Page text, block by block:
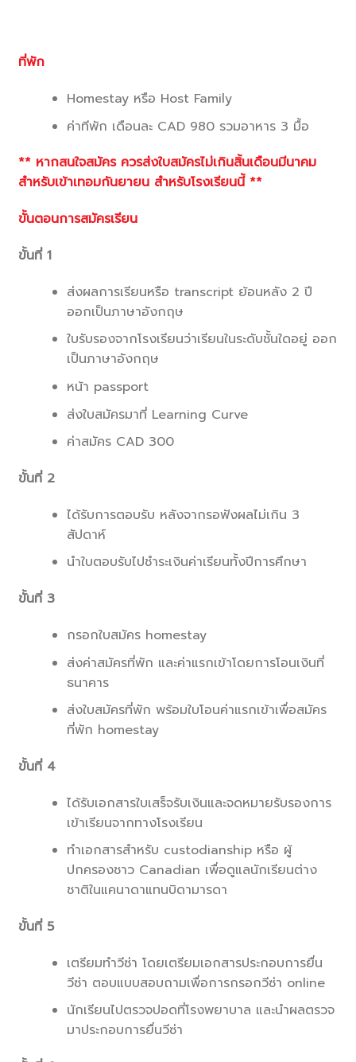
ที่พัก
Homestay หรือ Host Family
ค่าทีพัก เดือนละ CAD 980 รวมอาหาร 3 มื้อ
** หากสนใจสมัคร ควรส่งใบสมัครไม่เกินสิ้นเดือนมีนาคม
สำหรับเข้าเทอมกันยายน สำหรับโรงเรียนนี้**
ขั้นตอนการสมัครเรียน
ขั้นที่ 1
ส่งผลการเรียนหรือ transcript ย้อนหลัง 2 ปี
ออกเป็นภาษาอังกฤษ
ใบรับรองจากโรงเรียนว่าเรียนในระดับชั้นใดอยู่ ออก
เป็นภาษาอังกฤษ
หน้า passport
ส่งใบสมัครมาที่ Learning Curve
ค่าสมัคร CAD 300
ขั้นที่ 2
ได้รับการตอบรับ หลังจากรอฟังผลไม่เกิน 3
สัปดาห์
นำใบตอบรับไปชำระเงินค่าเรียนทั้งปีการศึกษา
ขั้นที่ 3
กรอกใบสมัคร homestay
ส่งค่าสมัครที่พัก และค่าแรกเข้าโดยการโอนเงินที่
ธนาคาร
ส่งใบสมัครที่พัก พร้อมใบโอนค่าแรกเข้าเพื่อสมัคร
ที่พัก homestay
ขั้นที่ 4
ได้รับเอกสารใบเสร็จรับเงินและจดหมายรับรองการ
เข้าเรียนจากทางโรงเรียน
ทำเอกสารสำหรับ custodianship หรือ ผู้
ปกครองชาว Canadian เพื่อดูแลนักเรียนต่าง
ชาติในแคนาดาแทนบิดามารดา
ขั้นที่ 5
เตรียมทำวีซ่า โดยเตรียมเอกสารประกอบการยื่น
วีซ่า ตอบแบบสอบถามเพื่อการกรอกวีซ่า online
นักเรียนไปตรวจปอดที่โรงพยาบาล และนำผลตรวจ
มาประกอบการยื่นวีซ่า